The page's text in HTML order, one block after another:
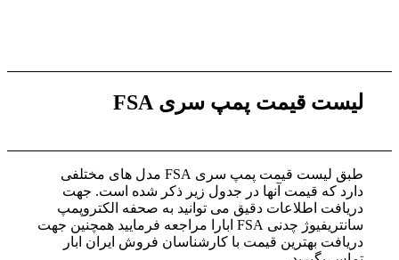
لیست قیمت پمپ سری FSA
طبق لیست قیمت پمپ سری FSA مدل های مختلفی
دارد که قیمت آنها در جدول زیر ذکر شده است. جهت
دریافت اطلاعات دقیق می توانید به صحفه الکتروپمپ
سانتریفیوژ چدنی FSA ابارا مراجعه فرمایید همچنین جهت
دریافت بهترین قیمت با کارشناسان فروش ایران ابار